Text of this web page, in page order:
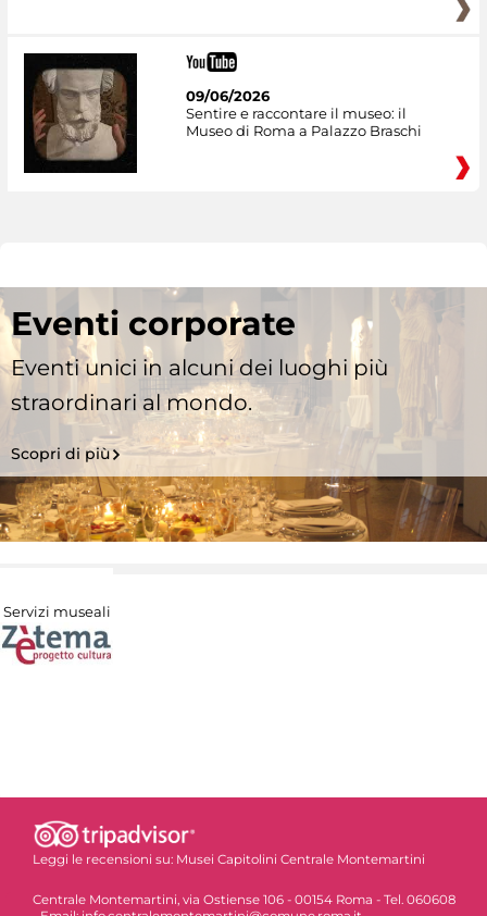
09/06/2026
Sentire e raccontare il museo: il
Museo di Roma a Palazzo Braschi
Eventi corporate
Eventi unici in alcuni dei luoghi più
straordinari al mondo.
Scopri di più
Servizi museali
Leggi le recensioni su: Musei Capitolini Centrale Montemartini
Centrale Montemartini, via Ostiense 106 - 00154 Roma - Tel. 060608